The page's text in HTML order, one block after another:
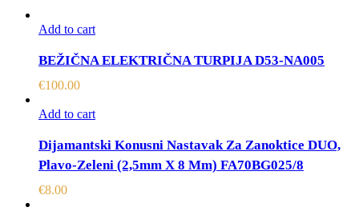
Add to cart
BEŽIČNA ELEKTRIČNA TURPIJA D53-NA005
€100.00
Add to cart
Dijamantski Konusni Nastavak Za Zanoktice DUO,
Plavo-Zeleni (2,5mm X 8 Mm) FA70BG025/8
€8.00